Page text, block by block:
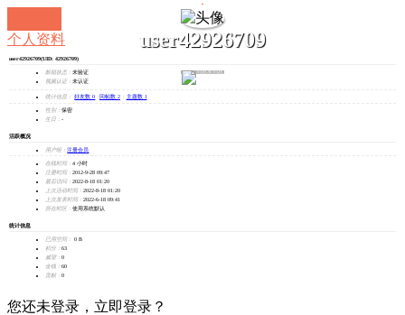
user42926709
发消息
个人资料
user42926709(UID: 42926709)
邮箱状态： 未验证
视频认证： 未认证
统计信息： 好友数 0 回帖数 2 主题数 1
性别： 保密
生日： -
活跃概况
用户组： 注册会员
在线时间： 4 小时
注册时间： 2012-9-28 09:47
最后访问： 2022-8-18 01:20
上次活动时间： 2022-8-18 01:20
上次发表时间： 2022-6-18 09:41
所在时区： 使用系统默认
统计信息
已用空间：
0 B
积分： 63
威望： 0
金钱： 60
贡献： 0
您还未登录，立即登录？